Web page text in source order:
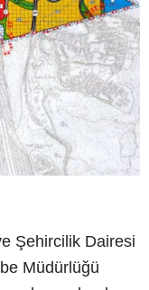
Şehircilik Dairesi
Müdürlüğü